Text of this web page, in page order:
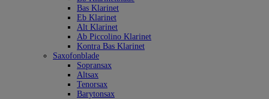
Bas Klarinet
Eb Klarinet
Alt Klarinet
Ab Piccolino Klarinet
Kontra Bas Klarinet
Saxofonblade
Sopransax
Altsax
Tenorsax
Barytonsax